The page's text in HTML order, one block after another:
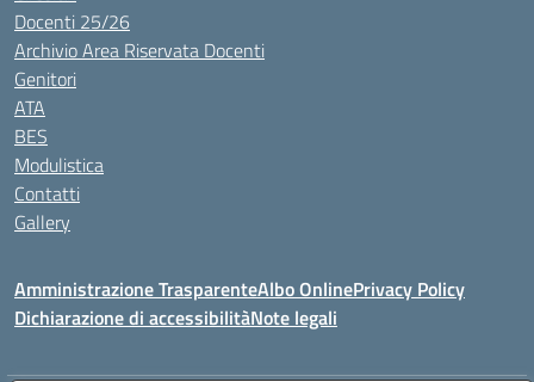
Docenti 25/26
Archivio Area Riservata Docenti
Genitori
ATA
BES
Modulistica
Contatti
Gallery
Amministrazione TrasparenteAlbo OnlinePrivacy Policy
Dichiarazione di accessibilitàNote legali